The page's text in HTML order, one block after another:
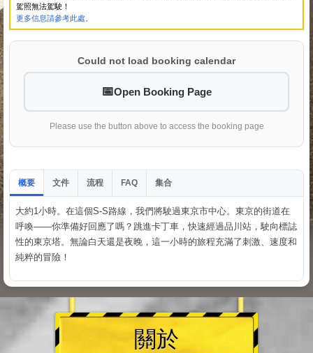
駕照無法駕駛！
更多信息請參考此處。
Could not load booking calendar
Open Booking Page
Please use the button above to access the booking page
概要 文件 流程 FAQ 集合
大約1小時。在這個S-S路線，我們將駛過東京市中心。東京的街道在
呼喚——你準備好回應了嗎？跳進卡丁車，快速經過品川站，駛向標誌
性的東京塔。無論白天還是夜晚，這一小時的旅程充滿了刺激、速度和
純粹的冒險！
關於